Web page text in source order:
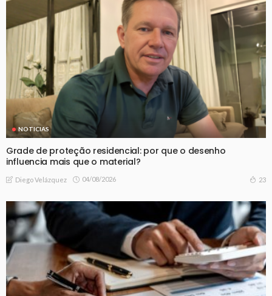
NOTICIAS
Grade de proteção residencial: por que o desenho
influencia mais que o material?
Diego Velázquez 04/08/2026 23